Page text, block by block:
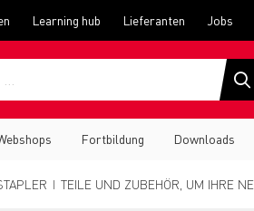
Learning hub Lieferanten Jobs
Fortbildung Downloads
TEILE UND ZUBEHÖR, UM IHRE